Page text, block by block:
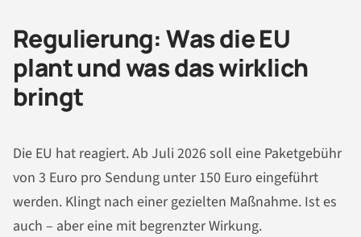
Regulierung: Was die EU
plant und was das wirklich
bringt
Die EU hat reagiert. Ab Juli 2026 soll eine Paketgebühr
von 3 Euro pro Sendung unter 150 Euro eingeführt
werden. Klingt nach einer gezielten Maßnahme. Ist es
auch – aber eine mit begrenzter Wirkung.